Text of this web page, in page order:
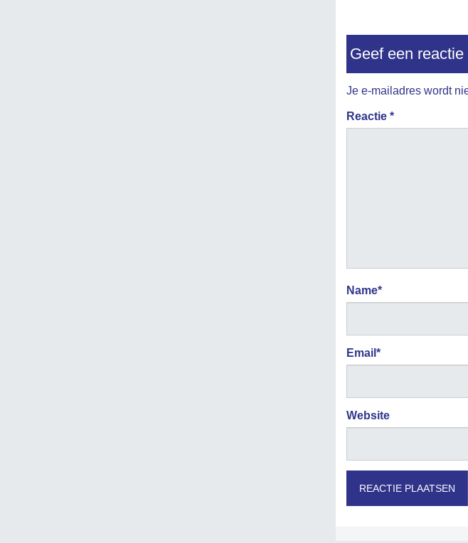
Geef een reactie
Je e-mailadres wordt
Reactie *
Name*
Email *
Website